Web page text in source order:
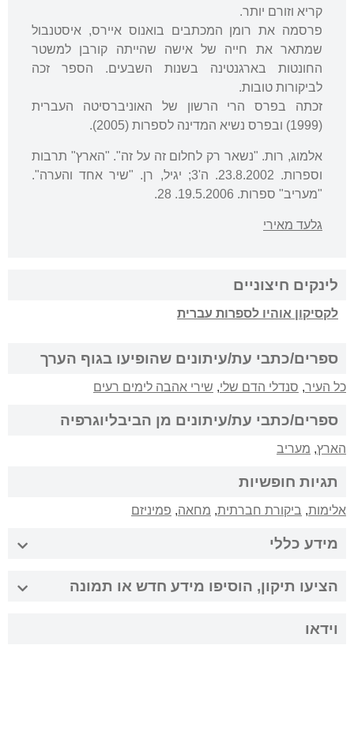
קריא וזורם יותר.
פרסמה את רומן המכתבים בואנוס איירס, איסטנבול
שמתאר את חייה של אישה שהייתה קורבן למשטר
החונטות בארגנטינה בשנות השבעים. הספר זכה
לביקורות טובות.
זכתה בפרס הרי הרשון של האוניברסיטה העברית
(1999) ובפרס נשיא המדינה לספרות (2005).
אלמוג, רות. "נשאר רק לחלום זה על זה". "הארץ" תרבות
וספרות. 23.8.2002. ה'3; יגיל, רן. "שיר אחד והערה".
"מעריב" ספרות. 19.5.2006. 28. ‬‬‬‬‬‬‬‬‬‬‬‬‬‬‬‬‬‬‬‬‬‬‬‬‬‬‬‬‬‬‬‬‬‬‬‬‬‬‬
גלעד מאירי
לינקים חיצוניים
לקסיקון אוהיו לספרות עברית
ספרים/כתבי עת/עיתונים שהופיעו בגוף הערך
כל העיר, סנדלי הדם שלי, שירי אהבה לימים רעים
ספרים/כתבי עת/עיתונים מן הביבליוגרפיה
הארץ, מעריב
תגיות חופשיות
אלימות, ביקורת חברתית, מחאה, פמיניזם
מידע כללי
הציעו תיקון, הוסיפו מידע חדש או תמונה
וידאו